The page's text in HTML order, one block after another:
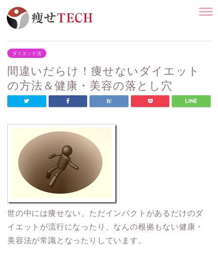
ダイエット法
間違いだらけ！痩せないダイエット
の方法＆健康・美容の落とし穴
世の中には痩せない、ただインパクトがあるだけのダ
イエットが流行になったり、なんの根拠もない健康・
美容法が常識となったりしています。